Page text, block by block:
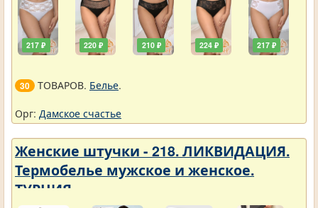
217 ₽ 220 ₽ 210 ₽ 224 ₽ 217 ₽
30 ТОВАРОВ. Белье.
Орг: Дамское счастье
Женские штучки - 218. ЛИКВИДАЦИЯ.
Термобелье мужское и женское.
ТУРЦИЯ